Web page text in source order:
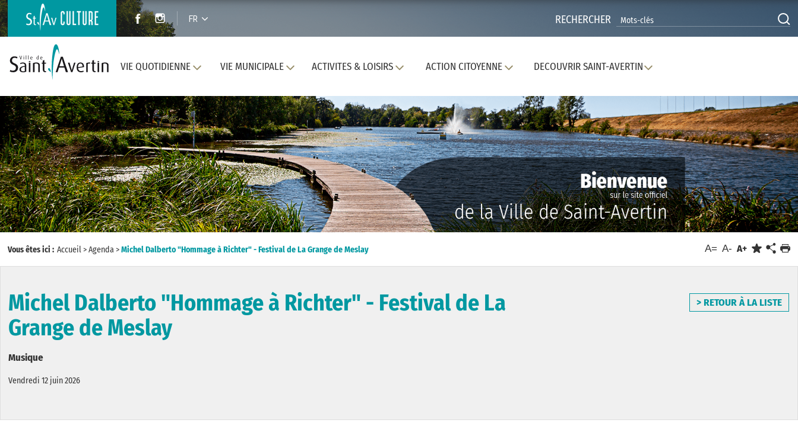
FR RECHERCHER
VIE QUOTIDIENNE VIE MUNICIPALE ACTIVITES & LOISIRS ACTION CITOYENNE DECOUVRIR SAINT-AVERTIN
Vous êtes ici : Accueil>Agenda>Michel Dalberto "Hommage à Richter" - Festival de La Grange de Meslay A= A- A+
Michel Dalberto "Hommage à Richter" - Festival de La
Grange de Meslay
> RETOUR À LA LISTE
Musique
Vendredi 12 juin 2026